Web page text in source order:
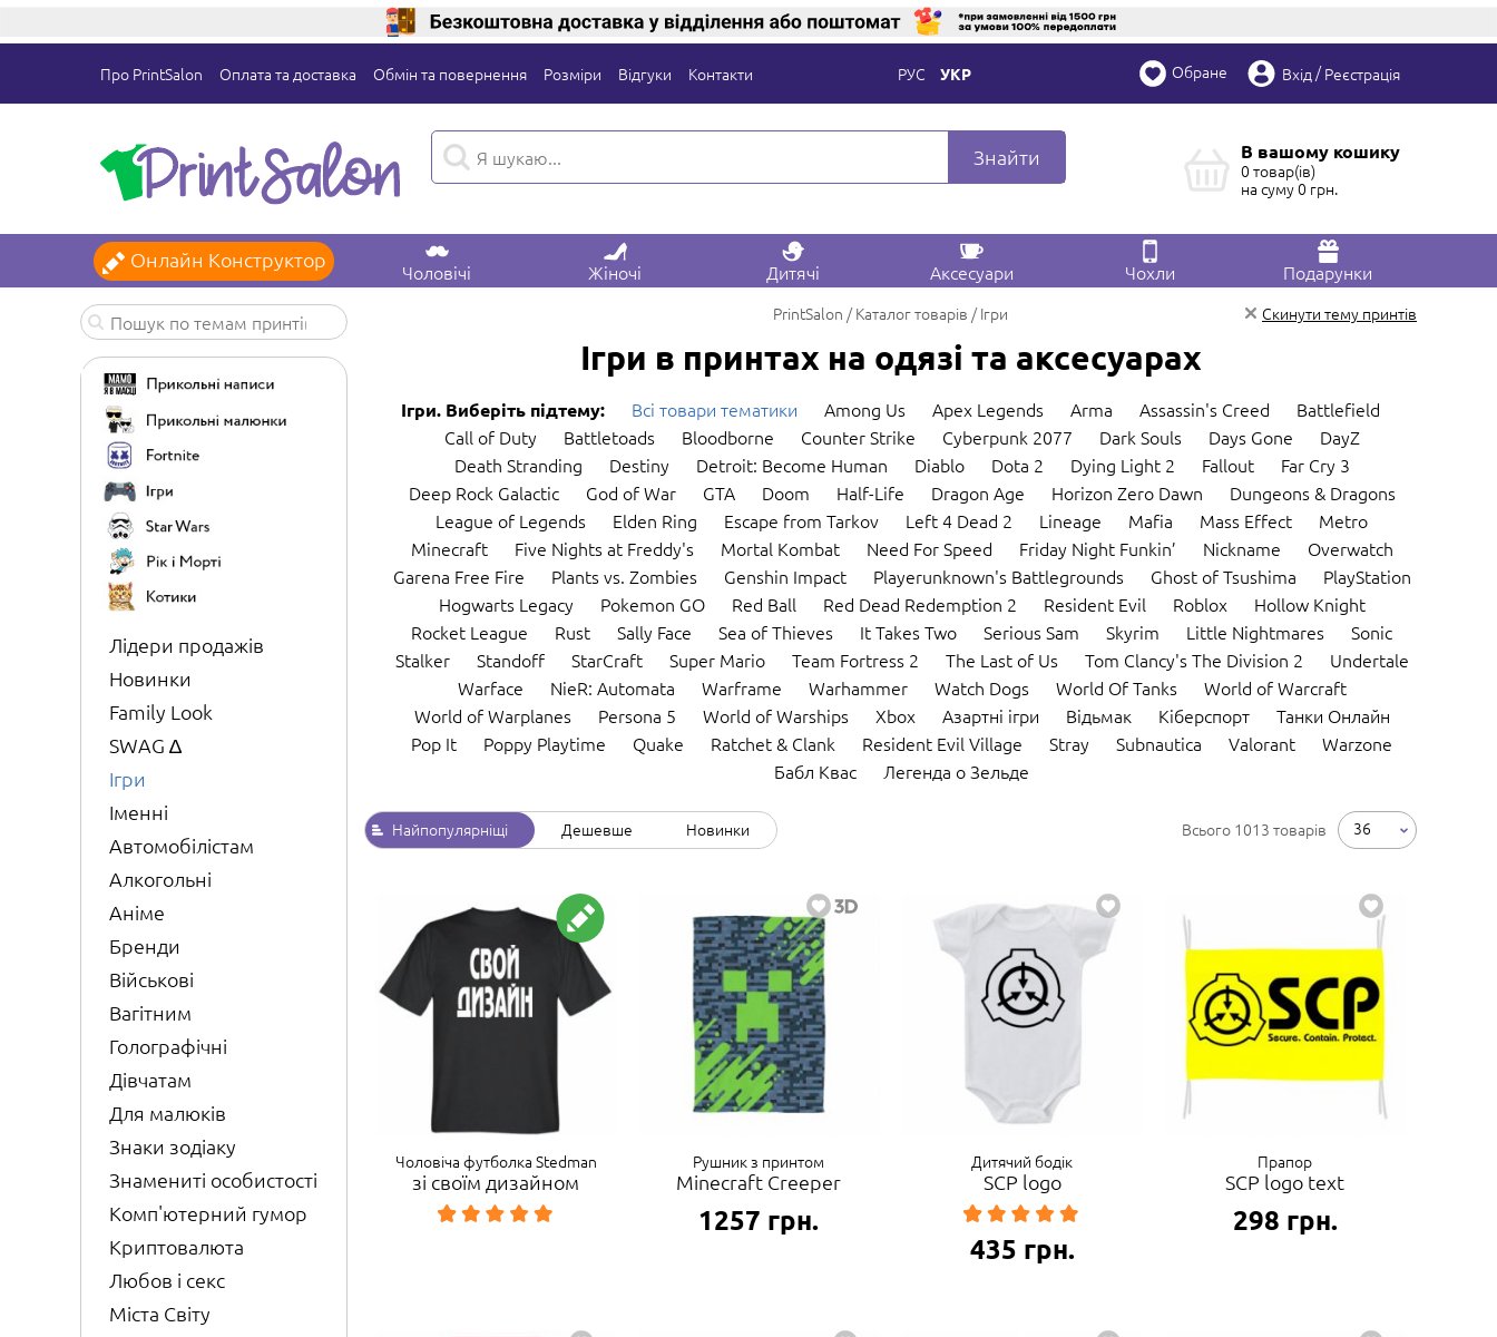
Про PrintSalon Оплата та доставка Обмін та повернення Розміри Відгуки Контакти РУС УКР Обране Вхід /Реєстрація
Знайти В вашому кошику
0 товар(ів)
на суму0 грн.
Онлайн Конструктор
Чоловічі Жіночі Дитячі Аксесуари Чохли Подарунки
Лідери продажів
Новинки
Family Look
SWAG ∆
Ігри
Іменні
Автомобілістам
Алкогольні
Аніме
Бренди
Військові
Вагітним
Голографічні
Дівчатам
Для малюків
Знаки зодіаку
Знамениті особистості
Комп'ютерний гумор
Криптовалюта
Любов і секс
Міста Світу
PrintSalon Каталог товарів Скинути тему принтів
Ігри
Ігри в принтах на одязі та аксесуарах
Ігри. Виберіть підтему: Всі товари тематики Among Us Apex Legends Arma Assassin's Creed
Battlefield
Call of Duty
Battletoads Bloodborne Counter Strike Cyberpunk 2077 Dark Souls Days Gone
DayZ
Death Stranding
Destiny Detroit: Become Human Diablo Dota 2 Dying Light 2 Fallout
Far Cry 3
Deep Rock Galactic
God of War GTA Doom Half-Life Dragon Age Horizon Zero Dawn
Dungeons & Dragons
League of Legends
Elden Ring Escape from Tarkov Left 4 Dead 2 Lineage Mafia Mass Effect
Metro
Minecraft
Five Nights at Freddy's Mortal Kombat Need For Speed Friday Night Funkin’ Nickname
Overwatch
Garena Free Fire
Plants vs. Zombies Genshin Impact Playerunknown's Battlegrounds Ghost of Tsushima
PlayStation
Hogwarts Legacy
Pokemon GO Red Ball Red Dead Redemption 2 Resident Evil Roblox
Hollow Knight
Rocket League
Rust Sally Face Sea of Thieves It Takes Two Serious Sam Skyrim Little Nightmares
Sonic
Stalker
Standoff StarCraft Super Mario Team Fortress 2 The Last of Us Tom Clancy's The Division 2
Undertale
Warface
NieR: Automata Warframe Warhammer Watch Dogs World Of Tanks
World of Warcraft
World of Warplanes
Persona 5 World of Warships Xbox Азартні ігри Відьмак Кіберспорт
Танки Онлайн
Pop It
Poppy Playtime Quake Ratchet & Clank Resident Evil Village Stray Subnautica Valorant
Warzone
Бабл Квас
Легенда о Зельде
Найпопулярніщі Дешевше Новинки Всього 1013 товарів 36
Чоловіча футболка Stedman
зі своїм дизайном
Рушник з принтом
Minecraft Creeper
1257 грн.
Дитячий бодік
SCP logo
435 грн.
Прапор
SCP logo text
298 грн.